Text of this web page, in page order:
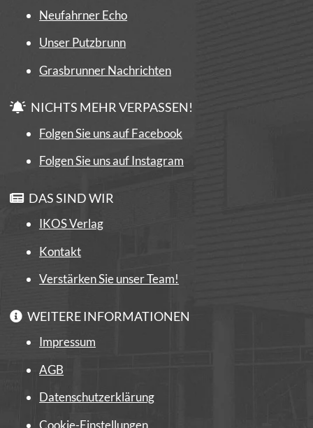
Neufahrner Echo
Unser Putzbrunn
Grasbrunner Nachrichten
NICHTS MEHR VERPASSEN!
Folgen Sie uns auf Facebook
Folgen Sie uns auf Instagram
DAS SIND WIR
IKOS Verlag
Kontakt
Verstärken Sie unser Team!
WEITERE INFORMATIONEN
Impressum
AGB
Datenschutzerklärung
Cookie-Einstellungen